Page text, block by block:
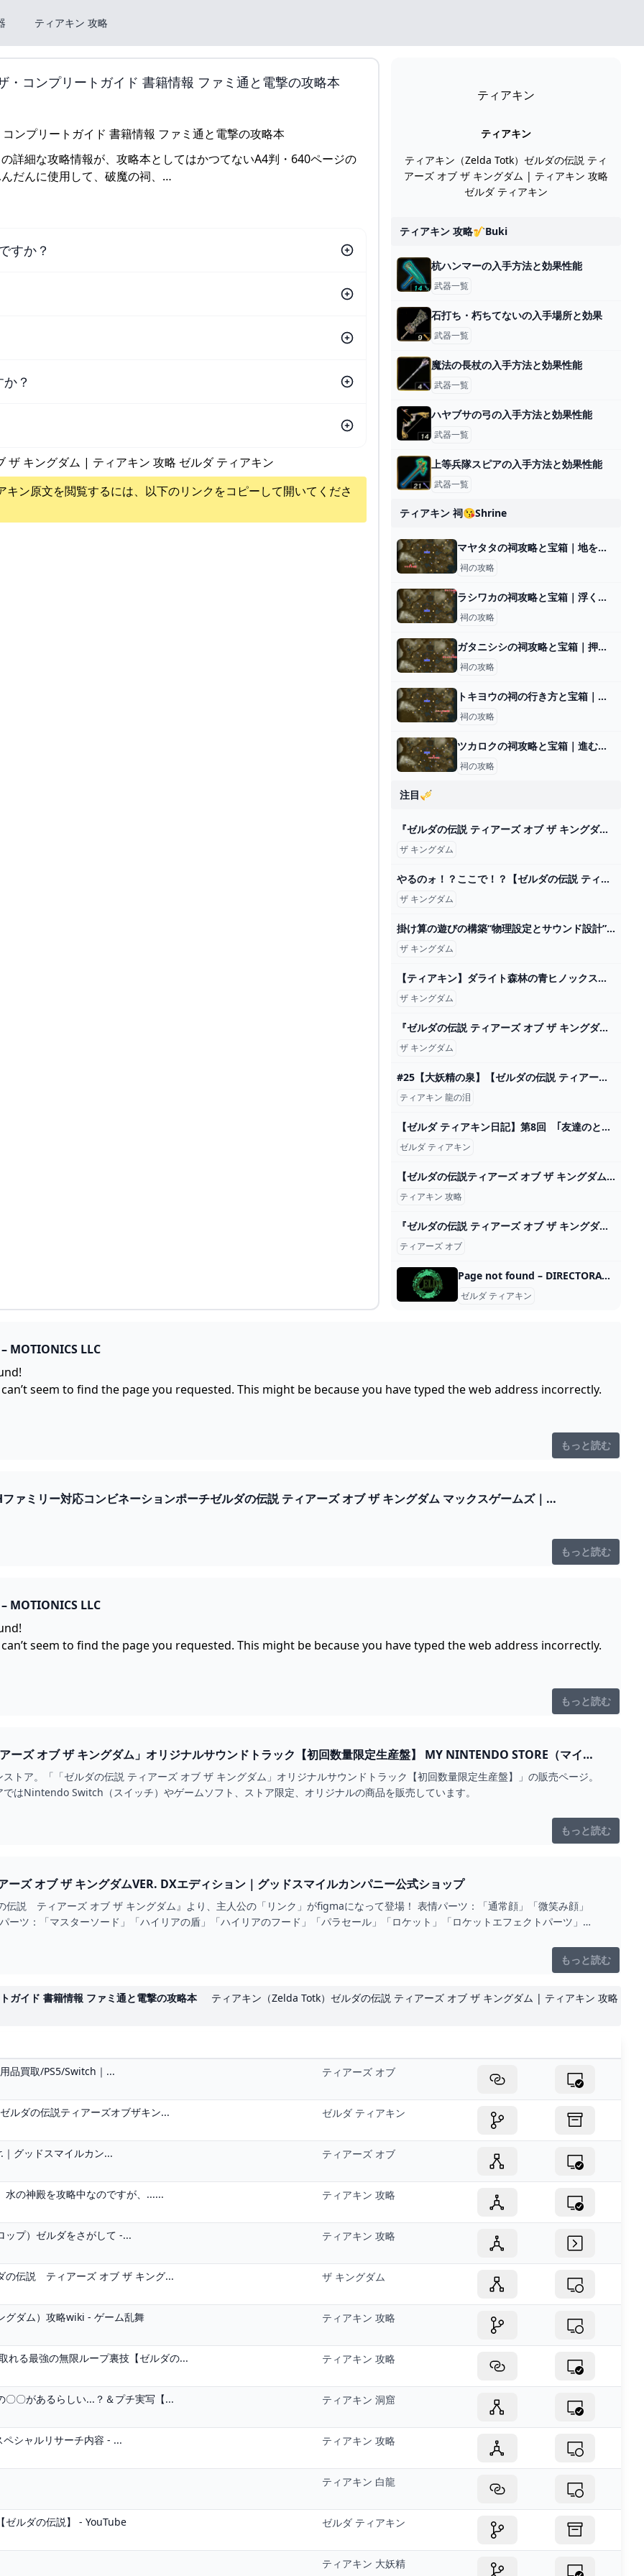
ティアキン 攻略
コンプリートガイド 書籍情報 ファミ通と電撃の攻略本
詳細な攻略情報が、攻略本としてはかつてないA4判・640ページの
だんに使用して、破魔の祠、…
すか？
？
キングダム | ティアキン 攻略 ゼルダ ティアキン
キン原文を閲覧するには、以下のリンクをコピーして開いてくださ
ティアキン
ティアキン
ティアキン（Zelda Totk）ゼルダの伝説 ティ
アーズ オブ ザ キングダム | ティアキン 攻略
ゼルダ ティアキン
ティアキン 攻略🎷buki
杭ハンマーの入手方法と効果性能
武器一覧
石打ち・朽ちてないの入手場所と効果
武器一覧
魔法の長杖の入手方法と効果性能
武器一覧
ハヤブサの弓の入手方法と効果性能
武器一覧
上等兵隊スピアの入手方法と効果性能
武器一覧
ティアキン 祠😘shrine
マヤタタの祠攻略と宝箱｜地を滑るもの
祠の攻略
ラシワカの祠攻略と宝箱｜浮くちから
祠の攻略
ガタニシシの祠攻略と宝箱｜押して戻して
祠の攻略
トキヨウの祠の行き方と宝箱｜ラウルの祝福
祠の攻略
ツカロクの祠攻略と宝箱｜進むちから
祠の攻略
注目🎺
『ゼルダの伝説 ティアーズ オブ ザ キングダム』開発当初のカオス状態映像にみんなほっこり。任天堂でもはじめは失敗する - AUTOMATON
ザ キングダム
やるのォ！？ここで！？【ゼルダの伝説 ティアーズ オブ ザ キングダム】＃５０ - YouTube
ザ キングダム
掛け算の遊びの構築“物理設定とサウンド設計”『ゼルダの伝説 ティアーズ オブ ザ キングダム』GDC講演映像が公開 – Nintendo DREAM WEB
ザ キングダム
【ティアキン】ダライト森林の青ヒノックス ゼルダの伝説ティアーズ オブ ザ キングダム #ゼルダの伝説 #ティアキン #zelda #shorts - YouTube
ザ キングダム
『ゼルダの伝説 ティアーズ オブ ザ キングダム』が楽しみな10の理由 - YouTube
ザ キングダム
#25【大妖精の泉】【ゼルダの伝説 ティアーズ オブ ザ キングダム】 - YouTube
ティアキン 龍の泪
【ゼルダ ティアキン日記】第8回 ｢友達のところに行きたいなぁ｣な、コログ族の運び方！ コロコロオンライン｜コロコロコミック公式
ゼルダ ティアキン
【ゼルダの伝説ティアーズ オブ ザ キングダム】#9 世界はどうなっている？旅を楽しもう！ティアキン完全初見プレイ【 #新人VTuber /夜野あと】 - YouTube
ティアキン 攻略
『ゼルダの伝説 ティアーズ オブ ザ キングダム』開発当初のカオス状態映像にみんなほっこり。任天堂でもはじめは失敗する - AUTOMATON
ティアーズ オブ
Page not found – DIRECTORATE OF AYUSH (M.S.)
ゼルダ ティアキン
MOTIONICS LLC
seem to find the page you requested. This might be because you have typed the web address incorrectly.
もっと読む
リー対応コンビネーションポーチゼルダの伝説 ティアーズ オブ ザ キングダム マックスゲームズ｜
もっと読む
MOTIONICS LLC
seem to find the page you requested. This might be because you have typed the web address incorrectly.
もっと読む
ブ ザ キングダム」オリジナルサウンドトラック【初回数量限定生産盤】 MY NINTENDO STORE（マイニ
トア。「「ゼルダの伝説 ティアーズ オブ ザ キングダム」オリジナルサウンドトラック【初回数量限定生産盤】」の販売ページ。
はNintendo Switch（スイッチ）やゲームソフト、ストア限定、オリジナルの商品を販売しています。
もっと読む
ーズ オブ ザ キングダムVER. DXエディション｜グッドスマイルカンパニー公式ショップ
伝説 ティアーズ オブ ザ キングダム』より、主人公の「リンク」がfigmaになって登場！ 表情パーツ：「通常顔」「微笑み顔」
ーツ：「マスターソード」「ハイリアの盾」「ハイリアのフード」「パラセール」「ロケット」「ロケットエフェクトパーツ」
もっと読む
イド 書籍情報 ファミ通と電撃の攻略本 ティアキン（Zelda Totk）ゼルダの伝説 ティアーズ オブ ザ キングダム | ティアキン 攻略
品買取/PS5/Switch｜... ティアーズ オブ
ルダの伝説ティアーズオブザキン... ゼルダ ティアキン
グッドスマイルカン... ティアーズ オブ
の神殿を攻略中なのですが、...... ティアキン 攻略
ップ）ゼルダをさがして -... ティアキン 攻略
の伝説 ティアーズ オブ ザ キング... ザ キングダム
グダム）攻略wiki - ゲーム乱舞 ティアキン 攻略
れる最強の無限ループ裏技【ゼルダの... ティアキン 攻略
〇があるらしい...？＆プチ実写【... ティアキン 洞窟
シャルリサーチ内容 - ... ティアキン 攻略
ティアキン 白龍
ルダの伝説】 - YouTube ゼルダ ティアキン
ティアキン 大妖精